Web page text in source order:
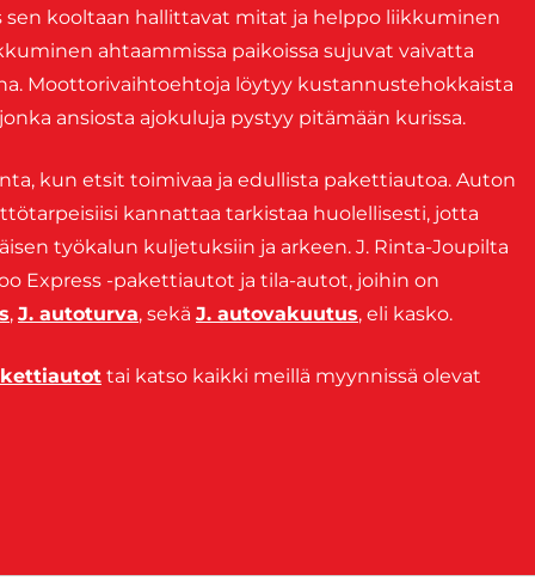
sen kooltaan hallittavat mitat ja helppo liikkuminen
ahtaammissa paikoissa sujuvat vaivatta
Moottorivaihtoehtoja löytyy kustannustehokkaista
ansiosta ajokuluja pystyy pitämään kurissa.
kun etsit toimivaa ja edullista pakettiautoa. Auton
kannattaa tarkistaa huolellisesti, jotta
työkalun kuljetuksiin ja arkeen. J. Rinta-Joupilta
Express -pakettiautot ja tila-autot, joihin on
, J. autoturva, sekä J. autovakuutus, eli kasko.
tai katso kaikki meillä myynnissä olevat